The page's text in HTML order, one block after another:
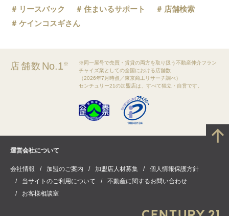
リースバック
住まいるサポート
店舗検索
ケインコスギさん
店舗数 No.1※
※同一屋号で売買・賃貸の両方を取り扱う不動産仲介フラン
チャイズ業としての全国における店舗数
（2026年7月時点／東京商工リサーチ調べ）
センチュリー21の加盟店は、すべて独立・自営です。
運営会社について
会社情報 加盟のご案内 加盟店人材募集
個人情報保護方針
当サイトのご利用について
不動産に関するお問い合わせ
お客様相談室